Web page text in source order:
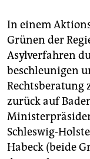
In einem
Grünen der
Asylverfahren
beschleunigen
Rechtsberatung
zurück auf
Schleswig-
Habeck (beide